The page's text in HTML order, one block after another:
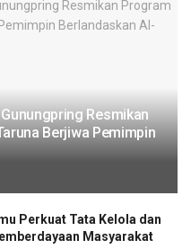
Resmikan
Berjiwa Pemimpin
Perkuat Tata Kelola dan
Masyarakat